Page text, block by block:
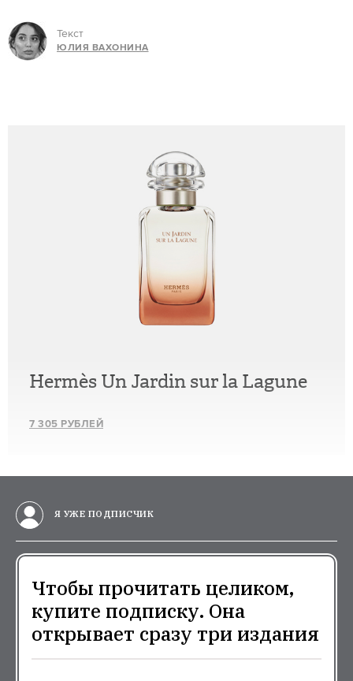
Текст
ЮЛИЯ ВАХОНИНА
Hermès Un Jardin sur la Lagune
7 305 РУБЛЕЙ
Я УЖЕ ПОДПИСЧИК
Чтобы прочитать целиком,
купите подписку. Она
открывает сразу три издания